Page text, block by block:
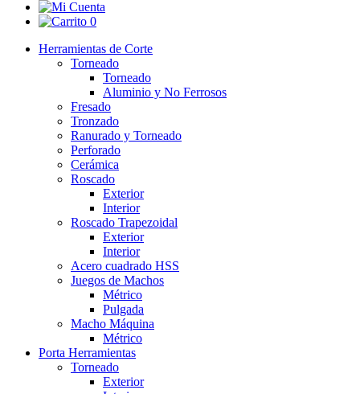
0
Herramientas de Corte
Torneado
Torneado
Aluminio y No Ferrosos
Fresado
Tronzado
Ranurado y Torneado
Perforado
Cerámica
Roscado
Exterior
Interior
Roscado Trapezoidal
Exterior
Interior
Acero cuadrado HSS
Juegos de Machos
Métrico
Pulgada
Macho Máquina
Métrico
Porta Herramientas
Torneado
Exterior